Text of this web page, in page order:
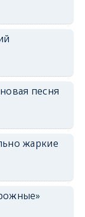
песня
жаркие